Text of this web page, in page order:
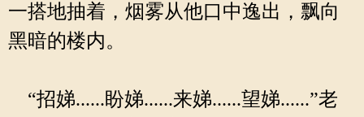
一搭地抽着，烟雾从他口中逸出，飘向
黑暗的楼内。
“招娣......盼娣......来娣......望娣......”老